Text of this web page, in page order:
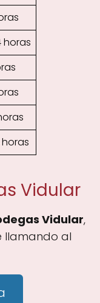
horas
Vidular
Vidular,
llamando al